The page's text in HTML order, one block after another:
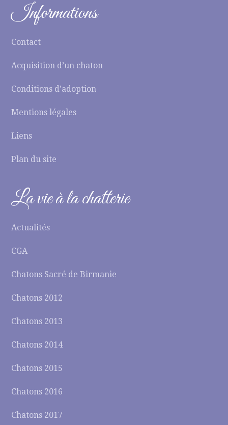
Informations
Contact
Acquisition d’un chaton
Conditions d’adoption
Mentions légales
Liens
Plan du site
La vie à la chatterie
Actualités
CGA
Chatons Sacré de Birmanie
Chatons 2012
Chatons 2013
Chatons 2014
Chatons 2015
Chatons 2016
Chatons 2017